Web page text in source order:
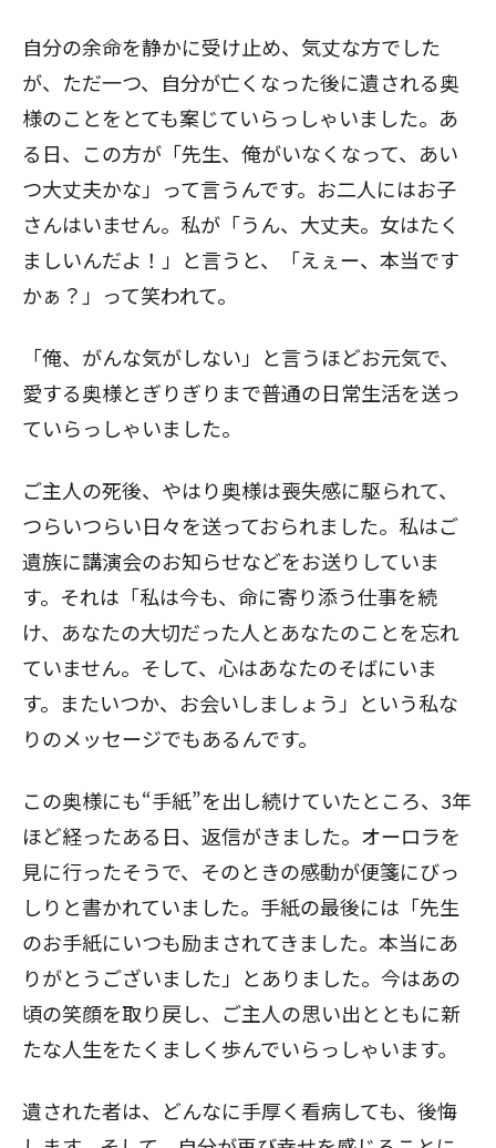
自分の余命を静かに受け止め、気丈な方でした
が、ただ一つ、自分が亡くなった後に遺される奥
様のことをとても案じていらっしゃいました。あ
る日、この方が「先生、俺がいなくなって、あい
つ大丈夫かな」って言うんです。お二人にはお子
さんはいません。私が「うん、大丈夫。女はたく
ましいんだよ！」と言うと、「えぇー、本当です
かぁ？」って笑われて。
「俺、がんな気がしない」と言うほどお元気で、
愛する奥様とぎりぎりまで普通の日常生活を送っ
ていらっしゃいました。
ご主人の死後、やはり奥様は喪失感に駆られて、
つらいつらい日々を送っておられました。私はご
遺族に講演会のお知らせなどをお送りしていま
す。それは「私は今も、命に寄り添う仕事を続
け、あなたの大切だった人とあなたのことを忘れ
ていません。そして、心はあなたのそばにいま
す。またいつか、お会いしましょう」という私な
りのメッセージでもあるんです。
この奥様にも“手紙”を出し続けていたところ、3年
ほど経ったある日、返信がきました。オーロラを
見に行ったそうで、そのときの感動が便箋にびっ
しりと書かれていました。手紙の最後には「先生
のお手紙にいつも励まされてきました。本当にあ
りがとうございました」とありました。今はあの
頃の笑顔を取り戻し、ご主人の思い出とともに新
たな人生をたくましく歩んでいらっしゃいます。
遺された者は、どんなに手厚く看病しても、後悔